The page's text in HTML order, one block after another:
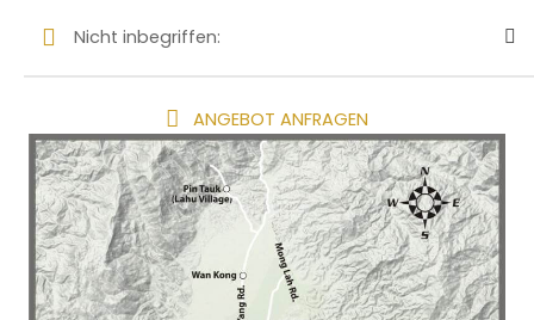
Nicht inbegriffen:
ANGEBOT ANFRAGEN